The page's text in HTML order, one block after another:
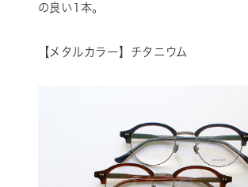
の良い1本。
【メタルカラー】チタニウム